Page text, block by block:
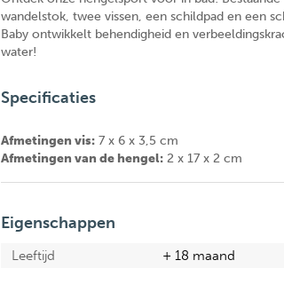
wandelstok, twee vissen, een schildpad en een
Baby ontwikkelt behendigheid en
water!
Specificaties
Afmetingen vis: 7 x 6 x 3,5 cm
Afmetingen van de hengel: 2 x 17 x 2 cm
Eigenschappen
Leeftijd + 18 maand